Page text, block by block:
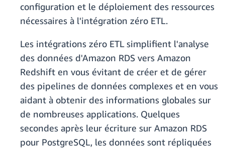
configuration et le déploiement des ressources
nécessaires à l'intégration zéro ETL.
Les intégrations zéro ETL simplifient l'analyse
des données d'Amazon RDS vers Amazon
Redshift en vous évitant de créer et de gérer
des pipelines de données complexes et en vous
aidant à obtenir des informations globales sur
de nombreuses applications. Quelques
secondes après leur écriture sur Amazon RDS
pour PostgreSQL, les données sont répliquées